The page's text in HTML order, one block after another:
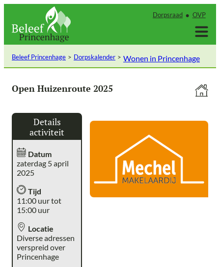
inhoud
Dorpsraad OVP
Beleef Princenhage Dorpskalender Wonen in Princenhage
Open Huizenroute 2025
Details
activiteit
Datum
zaterdag 5 april
2025
Tijd
11:00 uur tot
15:00 uur
Locatie
Diverse adressen
verspreid over
Princenhage